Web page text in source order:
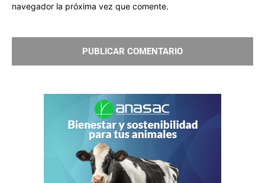
navegador la próxima vez que comente.